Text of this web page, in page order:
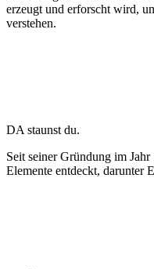
erzeugt und erforscht wird,
verstehen.
DA staunst du.
Seit seiner Gründung im
Elemente entdeckt, darunter